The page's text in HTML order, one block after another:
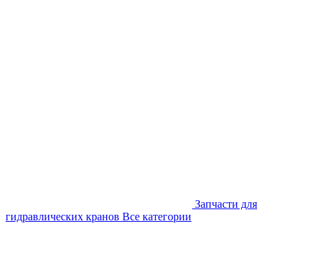
Запчасти для
гидравлических кранов Все категории